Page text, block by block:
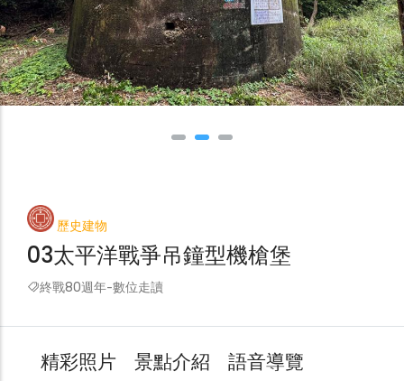
歷史建物
03太平洋戰爭吊鐘型機槍堡
終戰80週年-數位走讀
精彩照片 景點介紹
語音導覽